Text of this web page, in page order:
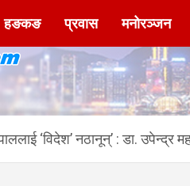
–
पहिलो
hk nepal com
हङकङ प्रवास मनोरञ्जन
‘विदेश’ नठानून्’ : डा. उपेन्द्र